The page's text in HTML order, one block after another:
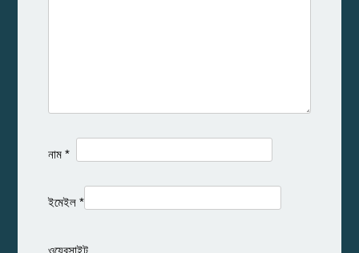
নাম*
ইমেইল*
ওয়েবসাইট